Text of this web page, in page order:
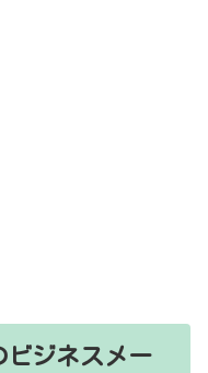
ビジネスメー